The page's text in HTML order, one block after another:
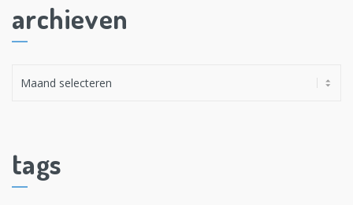
archieven
e
v
tags